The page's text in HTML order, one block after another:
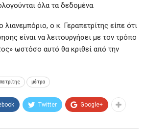
όλα τα δεδομένα.
λιανεμπόριο, ο κ. Γεραπετρίτης είπε ότι
είναι να λειτουργήσει με τον τρόπο
ωστόσο αυτό θα κριθεί από την
μέτρα
Twitter Google+